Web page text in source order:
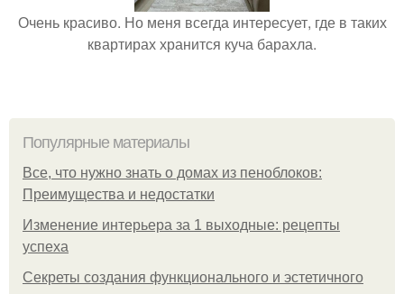
Очень красиво. Но меня всегда интересует, где в таких
квартирах хранится куча барахла.
Популярные материалы
Все, что нужно знать о домах из пеноблоков:
Преимущества и недостатки
Изменение интерьера за 1 выходные: рецепты
успеха
Секреты создания функционального и эстетичного